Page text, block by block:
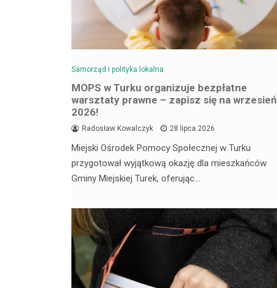
Samorząd i polityka lokalna
MOPS w Turku organizuje bezpłatne
warsztaty prawne – zapisz się na wrzesień
2026!
Radosław Kowalczyk 28 lipca 2026
Miejski Ośrodek Pomocy Społecznej w Turku
przygotował wyjątkową okazję dla mieszkańców
Gminy Miejskiej Turek, oferując…